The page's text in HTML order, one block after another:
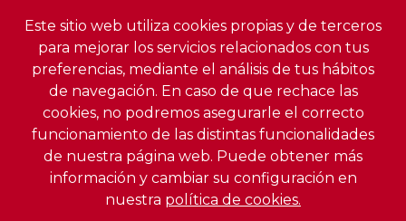
Este sitio web utiliza cookies propias y de terceros
para mejorar los servicios relacionados con tus
preferencias, mediante el análisis de tus hábitos
de navegación. En caso de que rechace las
cookies, no podremos asegurarle el correcto
funcionamiento de las distintas funcionalidades
de nuestra página web. Puede obtener más
información y cambiar su configuración en
nuestra política de cookies.